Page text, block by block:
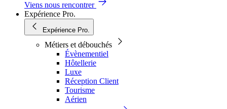
Viens nous rencontrer
Expérience Pro.
Expérience Pro.
Métiers et débouchés
Évènementiel
Hôtellerie
Luxe
Réception Client
Tourisme
Aérien